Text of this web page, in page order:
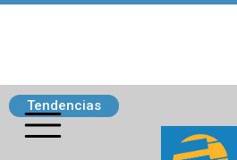
Tendencias